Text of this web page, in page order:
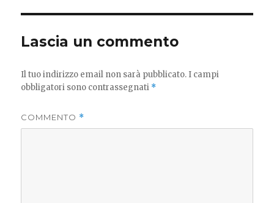
Lascia un commento
Il tuo indirizzo email non sarà pubblicato. I campi
obbligatori sono contrassegnati *
COMMENTO *